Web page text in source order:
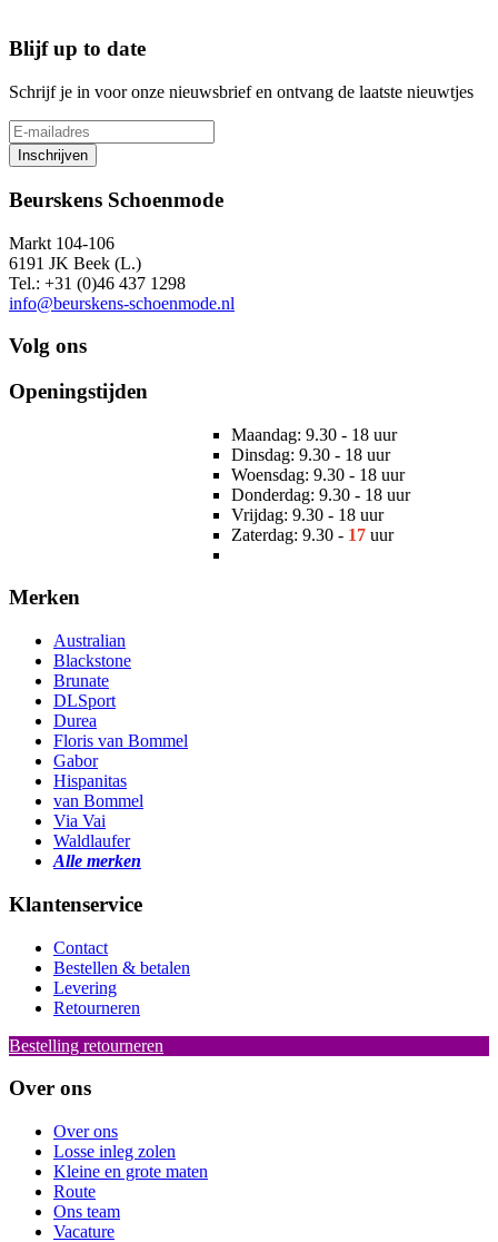
Blijf up to date
Schrijf je in voor onze nieuwsbrief en ontvang de laatste nieuwtjes
Inschrijven
Beurskens Schoenmode
Markt 104-106
6191 JK Beek (L.)
Tel.: +31 (0)46 437 1298
info@beurskens-schoenmode.nl
Volg ons
Openingstijden
Maandag: 9.30 - 18 uur
Dinsdag: 9.30 - 18 uur
Woensdag: 9.30 - 18 uur
Donderdag: 9.30 - 18 uur
Vrijdag: 9.30 - 18 uur
Zaterdag: 9.30 - 17 uur
Merken
Australian
Blackstone
Brunate
DLSport
Durea
Floris van Bommel
Gabor
Hispanitas
van Bommel
Via Vai
Waldlaufer
Alle merken
Klantenservice
Contact
Bestellen & betalen
Levering
Retourneren
Bestelling retourneren
Over ons
Over ons
Losse inleg zolen
Kleine en grote maten
Route
Ons team
Vacature